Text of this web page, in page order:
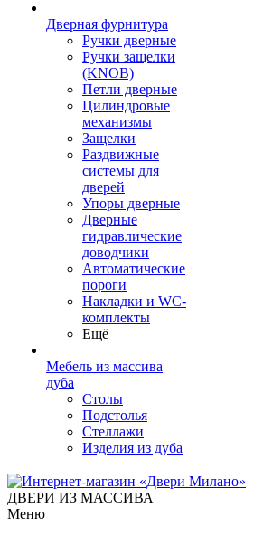
Дверная фурнитура
Ручки дверные
Ручки защелки
(KNOB)
Петли дверные
Цилиндровые
механизмы
Защелки
Раздвижные
системы для
дверей
Упоры дверные
Дверные
гидравлические
доводчики
Автоматические
пороги
Накладки и WC-
комплекты
Ещё
Мебель из массива
дуба
Столы
Подстолья
Стеллажи
Изделия из дуба
ДВЕРИ ИЗ МАССИВА
Меню